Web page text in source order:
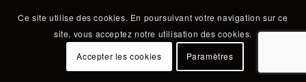
Ce site utilise des cookies. En poursuivant votre navigation sur ce
site, vous acceptez notre utilisation des cookies.
Accepter les cookies
Paramètres